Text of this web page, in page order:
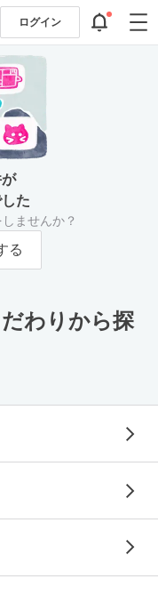
ログイン
た
ませんか？
る
わりから探